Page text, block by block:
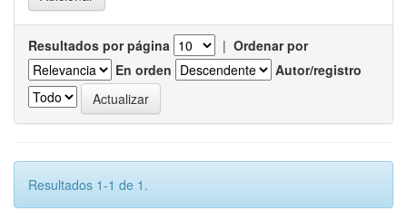
Resultados por página | Ordenar por
En orden
Autor/registro
Resultados 1-1 de 1.